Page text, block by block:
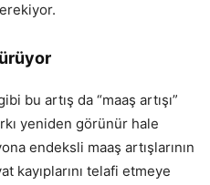
bu artış da “maaş artışı”
yeniden görünür hale
endeksli maaş artışlarının
kayıplarını telafi etmeye